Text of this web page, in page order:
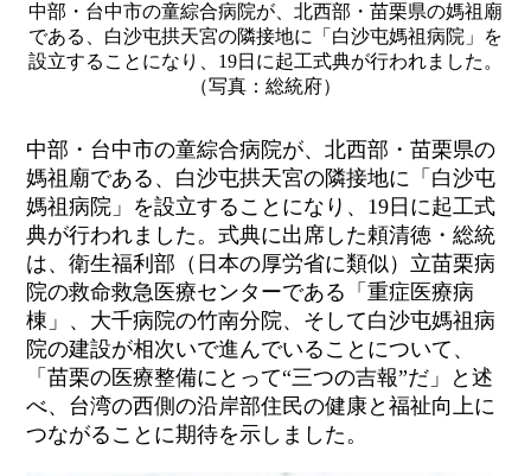
中部・台中市の童綜合病院が、北西部・苗栗県の媽祖廟
である、白沙屯拱天宮の隣接地に「白沙屯媽祖病院」を
設立することになり、19日に起工式典が行われました。
（写真：総統府）
中部・台中市の童綜合病院が、北西部・苗栗県の
媽祖廟である、白沙屯拱天宮の隣接地に「白沙屯
媽祖病院」を設立することになり、 19 日に起工式
典が行われました。式典に出席した頼清徳・総統
は、衛生福利部（日本の厚労省に類似）立苗栗病
院の救命救急医療センターである「重症医療病
棟」、大千病院の竹南分院、そして白沙屯媽祖病
院の建設が相次いで進んでいることについて、
「苗栗の医療整備にとって“三つの吉報”だ」と述
べ、台湾の西側の沿岸部住民の健康と福祉向上に
つながることに期待を示しました。